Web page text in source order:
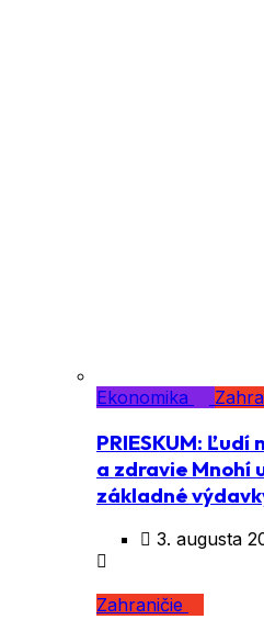
Ekonomika
PRIESKUM:
a zdravie Mnohí
základné
3. augusta
Zahraničie